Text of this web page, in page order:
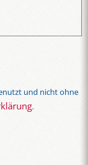
und nicht ohne
.